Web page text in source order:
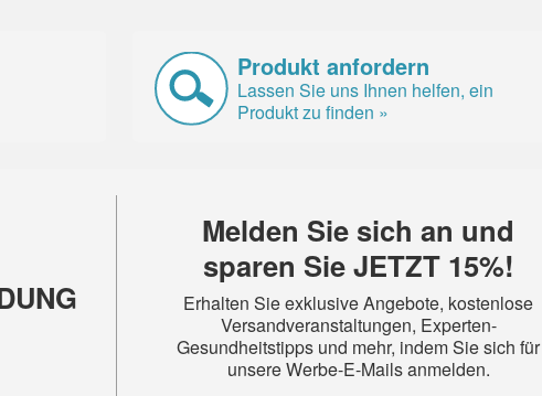
Produkt anfordern
Lassen Sie uns Ihnen helfen, ein
Produkt zu finden »
Melden Sie sich an und
sparen Sie JETZT 15%!
Erhalten Sie exklusive Angebote, kostenlose
Versandveranstaltungen, Experten-
Gesundheitstipps und mehr, indem Sie sich für
unsere Werbe-E-Mails anmelden.